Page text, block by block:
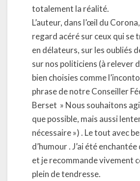
totalement la réalité.
L’auteur, dans l’œil du
regard acéré sur ceux qui se
en délateurs, sur les oubliés
sur nos politiciens (à relever
bien choisies comme
phrase de notre Conseiller
Berset » Nous souhaitons
que possible, mais aussi
nécessaire ») . Le tout avec
d’humour . J’ai été
et je recommande vivement
plein de tendresse.